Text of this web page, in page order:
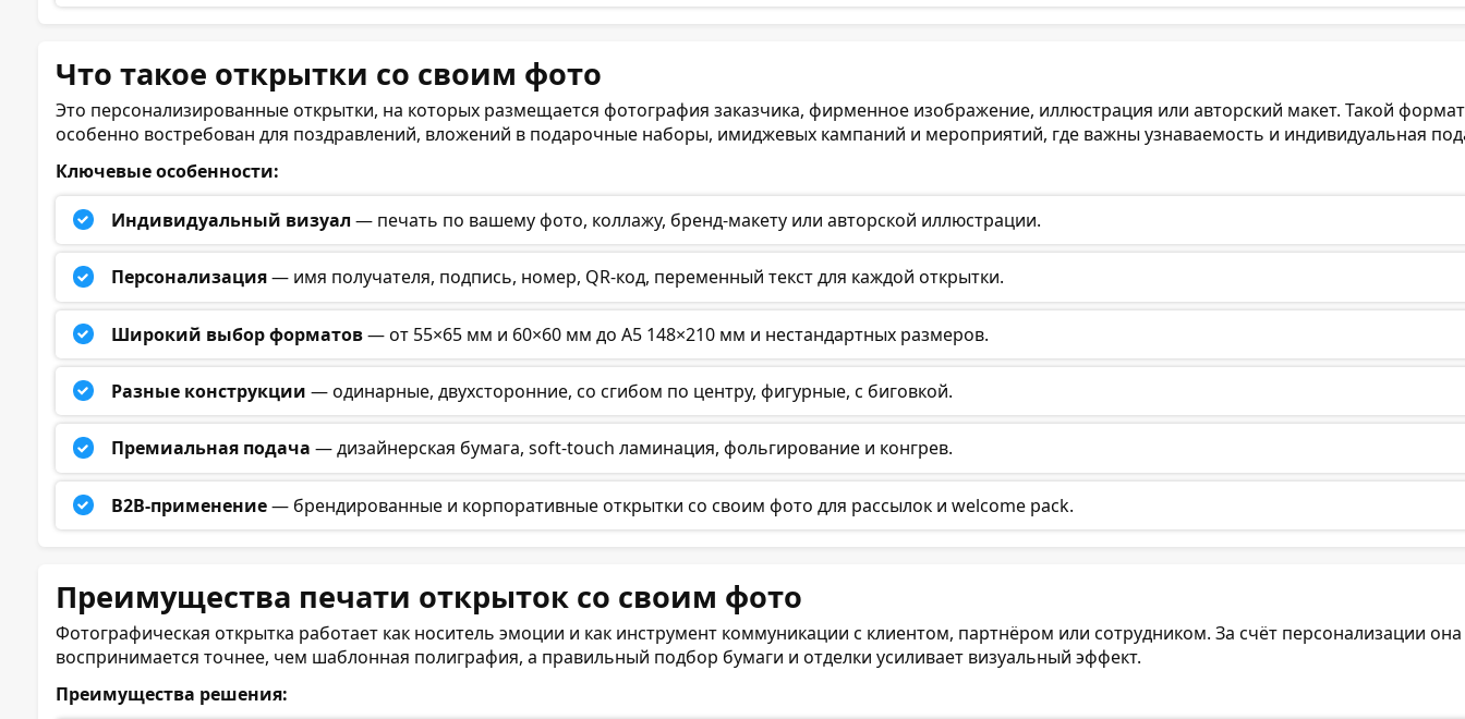
Что такое открытки со своим фото
Это персонализированные открытки, на которых размещается фотография заказчика, фирменное изображение, иллюстрация или авторский макет. Такой формат
особенно востребован для поздравлений, вложений в подарочные наборы, имиджевых кампаний и мероприятий, где важны узнаваемость и индивидуальная
Ключевые особенности:
Индивидуальный визуал — печать по вашему фото, коллажу, бренд-макету или авторской иллюстрации.
Персонализация— имя получателя, подпись, номер, QR-код, переменный текст для каждой открытки.
Широкий выбор форматов— от 55×65 мм и 60×60 мм до А5 148×210 мм и нестандартных размеров.
Разные конструкции — одинарные, двухсторонние, со сгибом по центру, фигурные, с биговкой.
Премиальная подача — дизайнерская бумага, soft-touch ламинация, фольгирование и конгрев.
B2B-применение— брендированные и корпоративные открытки со своим фото для рассылок и welcome pack.
Преимущества печати открыток со своим фото
Фотографическая открытка работает как носитель эмоции и как инструмент коммуникации с клиентом, партнёром или сотрудником. За счёт персонализации она
воспринимается точнее, чем шаблонная полиграфия, а правильный подбор бумаги и отделки усиливает визуальный эффект.
Преимущества решения: